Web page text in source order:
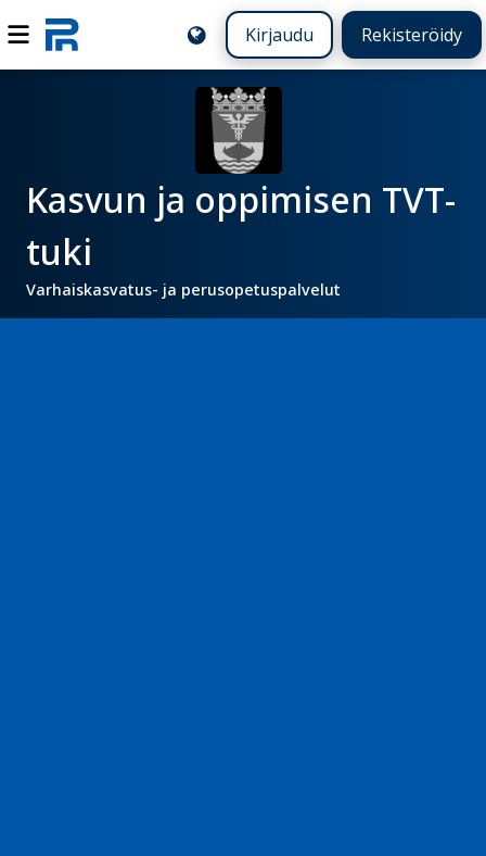
Kirjaudu Rekisteröidy
Kasvun ja oppimisen TVT-
tuki
Varhaiskasvatus- ja perusopetuspalvelut